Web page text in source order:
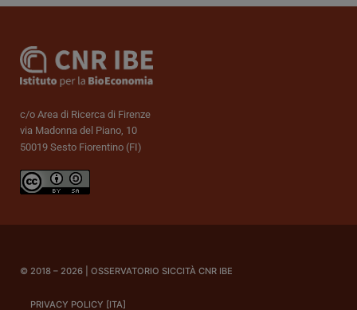
c/o Area di Ricerca di Firenze
via Madonna del Piano, 10
50019 Sesto Fiorentino (FI)
© 2018 – 2026 | OSSERVATORIO SICCITÀ CNR IBE
PRIVACY POLICY [ITA]